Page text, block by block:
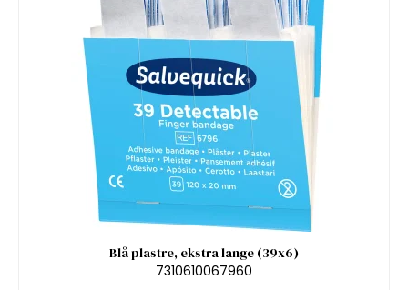
Blå plastre, ekstra lange (39x6)
7310610067960